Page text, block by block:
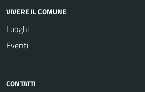
VIVERE IL COMUNE
Luoghi
Eventi
CONTATTI